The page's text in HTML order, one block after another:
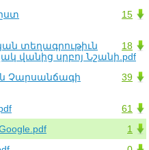
15
18
տեղագրութիւն
վանից սրբոյ Նշանի.pdf
39
Չարսանճագի
61
1